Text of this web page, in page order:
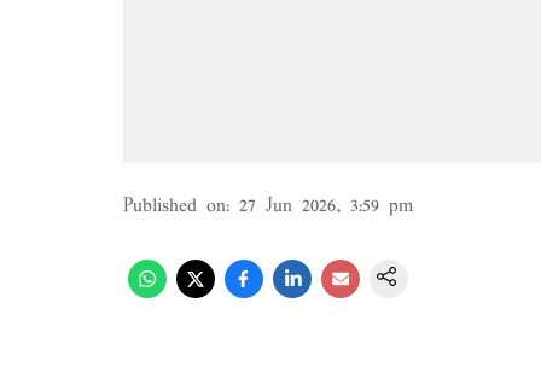
Published on: 27 Jun 2026, 3:59 pm